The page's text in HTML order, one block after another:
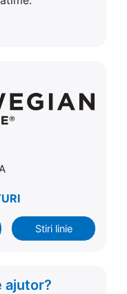
Stiri linie
ajutor?